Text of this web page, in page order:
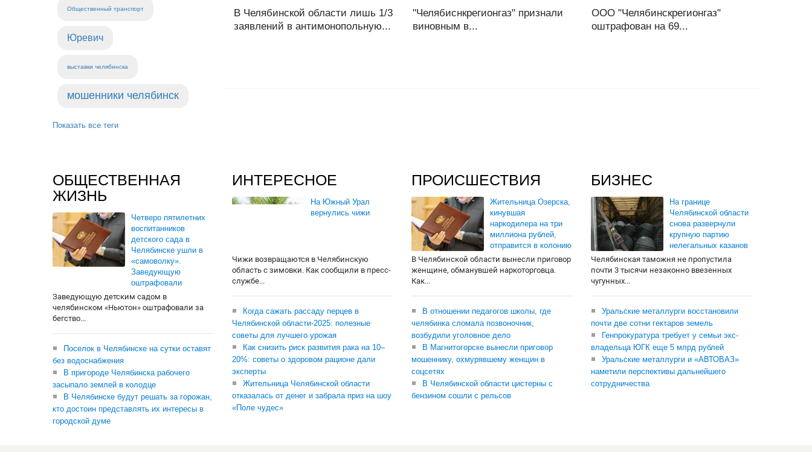
Общественный транспорт
Юревич
выставки челябинска
мошенники челябинск
Показать все теги
В Челябинской области лишь 1/3
заявлений в антимонопольную...
"Челябиснкрегионгаз" признали
виновным в...
ООО "Челябинскрегионгаз"
оштрафован на 69...
ОБЩЕСТВЕННАЯ
ЖИЗНЬ
Четверо пятилетних
воспитанников
детского сада в
Челябинске ушли в
«самоволку».
Заведующую
оштрафовали
Заведующую детским садом в
челябинском «Ньютон» оштрафовали за
бегство...
Поселок в Челябинске на сутки оставят
без водоснабжения
В пригороде Челябинска рабочего
засыпало землей в колодце
В Челябинске будут решать за горожан,
кто достоин представлять их интересы в
городской думе
ИНТЕРЕСНОЕ
На Южный Урал
вернулись чижи
Чижи возвращаются в Челябинскую
область с зимовки. Как сообщили в пресс-
службе...
Когда сажать рассаду перцев в
Челябинской области-2025: полезные
советы для лучшего урожая
Как снизить риск развития рака на 10–
20%: советы о здоровом рационе дали
эксперты
Жительница Челябинской области
отказалась от денег и забрала приз на шоу
«Поле чудес»
ПРОИСШЕСТВИЯ
Жительница Озерска,
кинувшая
наркодилера на три
миллиона рублей,
отправится в колонию
В Челябинской области вынесли приговор
женщине, обманувшей наркоторговца.
Как...
В отношении педагогов школы, где
челябинка сломала позвоночник,
возбудили уголовное дело
В Магнитогорске вынесли приговор
мошеннику, охмурявшему женщин в
соцсетях
В Челябинской области цистерны с
бензином сошли с рельсов
БИЗНЕС
На границе
Челябинской области
снова развернули
крупную партию
нелегальных казанов
Челябинская таможня не пропустила
почти 3 тысячи незаконно ввезенных
чугунных...
Уральские металлурги восстановили
почти две сотни гектаров земель
Генпрокуратура требует у семьи экс-
владельца ЮГК еще 5 млрд рублей
Уральские металлурги и «АВТОВАЗ»
наметили перспективы дальнейшего
сотрудничества